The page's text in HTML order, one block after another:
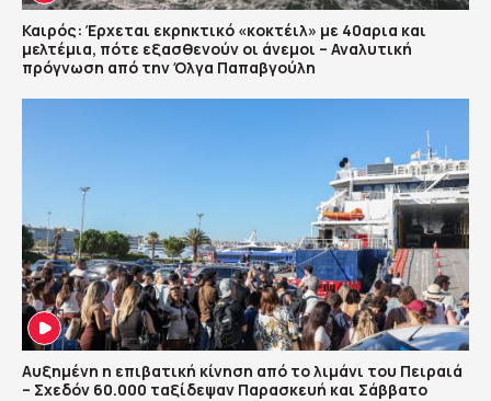
Καιρός: Έρχεται εκρηκτικό «κοκτέιλ» με 40αρια και
μελτέμια, πότε εξασθενούν οι άνεμοι – Αναλυτική
πρόγνωση από την Όλγα Παπαβγούλη
Αυξημένη η επιβατική κίνηση από το λιμάνι του Πειραιά
– Σχεδόν 60.000 ταξίδεψαν Παρασκευή και Σάββατο